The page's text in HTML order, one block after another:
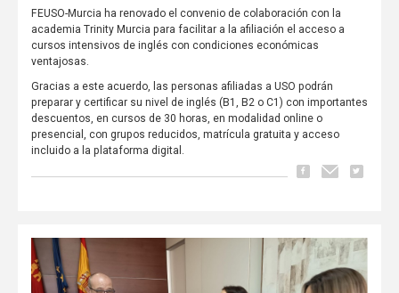
FEUSO-Murcia ha renovado el convenio de colaboración con la
academia Trinity Murcia para facilitar a la afiliación el acceso a
cursos intensivos de inglés con condiciones económicas
ventajosas.
Gracias a este acuerdo, las personas afiliadas a USO podrán
preparar y certificar su nivel de inglés (B1, B2 o C1) con importantes
descuentos, en cursos de 30 horas, en modalidad online o
presencial, con grupos reducidos, matrícula gratuita y acceso
incluido a la plataforma digital.